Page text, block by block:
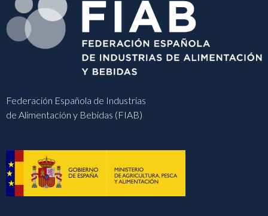
Federación Española de Industrias
de Alimentación y Bebidas (FIAB)